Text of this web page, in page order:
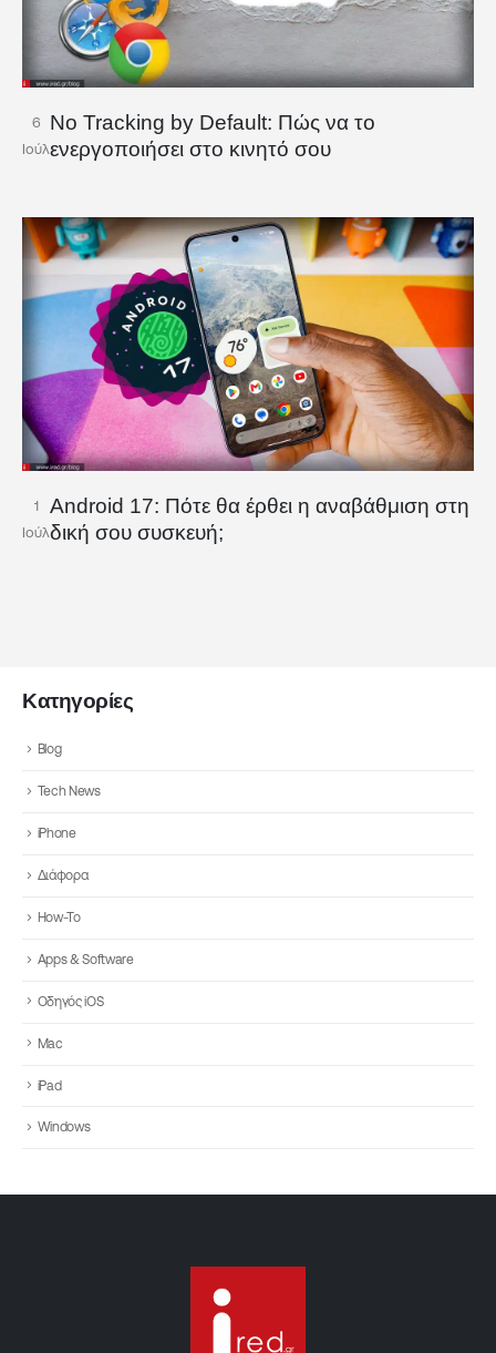
6
Ιούλ
No Tracking by Default: Πώς να το
ενεργοποιήσει στο κινητό σου
1
Ιούλ
Android 17: Πότε θα έρθει η αναβάθμιση στη
δική σου συσκευή;
Κατηγορίες
Blog
Tech News
iPhone
Διάφορα
How-To
Apps & Software
Οδηγός iOS
Mac
iPad
Windows